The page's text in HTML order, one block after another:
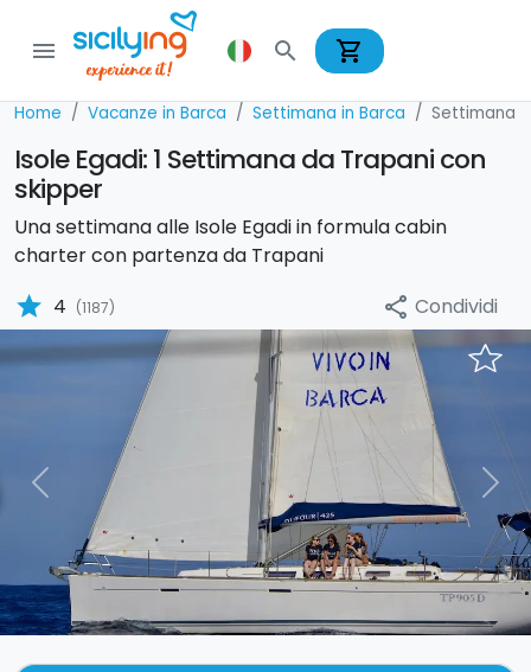
menu search shopping_cart
Home Vacanze in Barca Settimana in Barca Settimana
Isole Egadi: 1 Settimana da Trapani con
skipper
Una settimana alle Isole Egadi in formula cabin
charter con partenza da Trapani
star 4 (1187) share Condividi
Previous Next